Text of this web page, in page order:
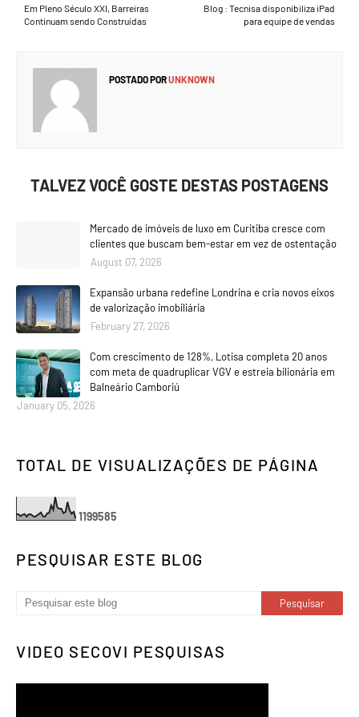
Blog : Tecnisa disponibiliza iPad
para equipe de vendas
Em Pleno Século XXI, Barreiras
Continuam sendo Construídas
POSTADO PORUNKNOWN
TALVEZ VOCÊ GOSTE DESTAS POSTAGENS
Mercado de imóveis de luxo em Curitiba cresce com
clientes que buscam bem-estar em vez de ostentação
August 07, 2026
Expansão urbana redefine Londrina e cria novos eixos
de valorização imobiliária
February 27, 2026
Com crescimento de 128%, Lotisa completa 20 anos
com meta de quadruplicar VGV e estreia bilionária em
Balneário Camboriú
January 05, 2026
TOTAL DE VISUALIZAÇÕES DE PÁGINA
1199585
PESQUISAR ESTE BLOG
VIDEO SECOVI PESQUISAS